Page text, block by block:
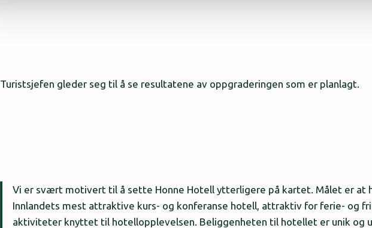
Turistsjefen gleder seg til å se resultatene av oppgraderingen som er planlagt.
Vi er svært motivert til å sette Honne Hotell ytterligere på kartet. Målet er at
Innlandets mest attraktive kurs- og konferanse hotell, attraktiv for ferie- og
aktiviteter knyttet til hotellopplevelsen. Beliggenheten til hotellet er unik og